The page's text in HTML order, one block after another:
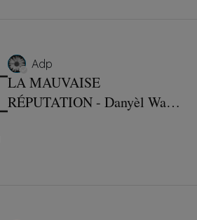
Adp
LA MAUVAISE
RÉPUTATION - Danyèl Waro